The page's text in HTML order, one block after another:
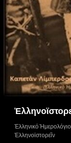
Ἑλληνικό
Ἑλληνοϊστορεῖν